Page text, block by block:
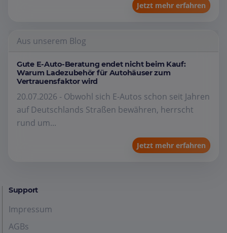
Jetzt mehr erfahren
Aus unserem Blog
Gute E-Auto-Beratung endet nicht beim Kauf:
Warum Ladezubehör für Autohäuser zum
Vertrauensfaktor wird
20.07.2026 - Obwohl sich E-Autos schon seit Jahren
auf Deutschlands Straßen bewähren, herrscht
rund um...
Jetzt mehr erfahren
Support
Impressum
AGBs